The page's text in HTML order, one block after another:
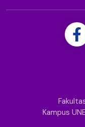
Kampus